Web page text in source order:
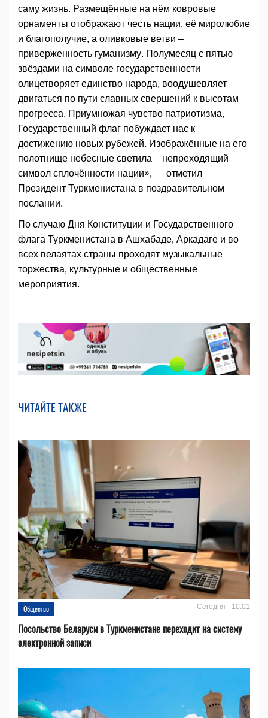
саму жизнь. Размещённые на нём ковровые
орнаменты отображают честь нации, её миролюбие
и благополучие, а оливковые ветви –
приверженность гуманизму. Полумесяц с пятью
звёздами на символе государственности
олицетворяет единство народа, воодушевляет
двигаться по пути славных свершений к высотам
прогресса. Приумножая чувство патриотизма,
Государственный флаг побуждает нас к
достижению новых рубежей. Изображённые на его
полотнище небесные светила – непреходящий
символ сплочённости нации», — отметил
Президент Туркменистана в поздравительном
послании.
По случаю Дня Конституции и Государственного
флага Туркменистана в Ашхабаде, Аркадаге и во
всех велаятах страны проходят музыкальные
торжества, культурные и общественные
мероприятия.
ЧИТАЙТЕ ТАКЖЕ
Общество Сегодня - 10:01
Посольство Беларуси в Туркменистане переходит на систему
электронной записи